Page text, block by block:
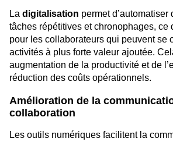
La digitalisation permet d’automatiser
tâches répétitives et chronophages, ce
pour les collaborateurs qui peuvent se
activités à plus forte valeur ajoutée.
augmentation de la productivité et de
réduction des coûts opérationnels.
Amélioration de la
collaboration
Les outils numériques facilitent la